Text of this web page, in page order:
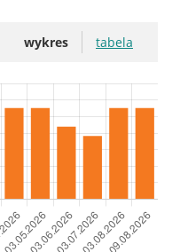
wykres tabela